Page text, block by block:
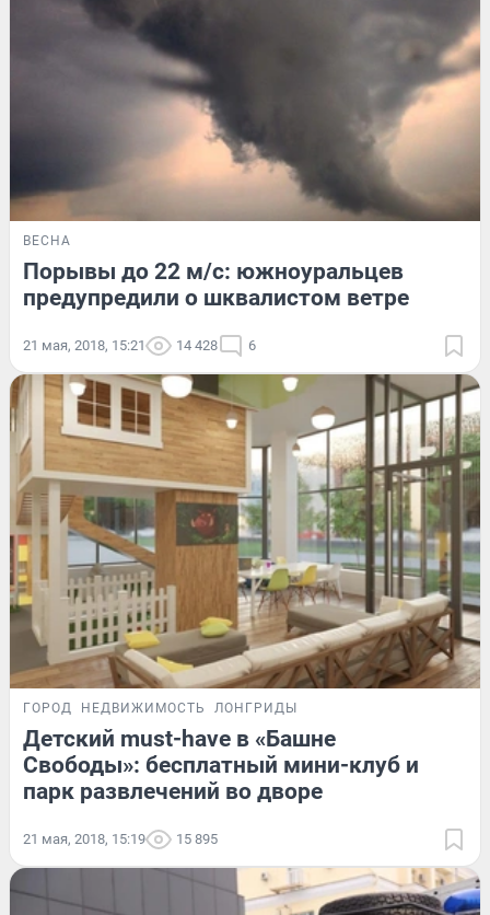
ВЕСНА
Порывы до 22 м/с: южноуральцев
предупредили о шквалистом ветре
21 мая, 2018, 15:21 14 428 6
ГОРОД НЕДВИЖИМОСТЬ ЛОНГРИДЫ
Детский must-have в «Башне
Свободы»: бесплатный мини-клуб и
парк развлечений во дворе
21 мая, 2018, 15:19 15 895